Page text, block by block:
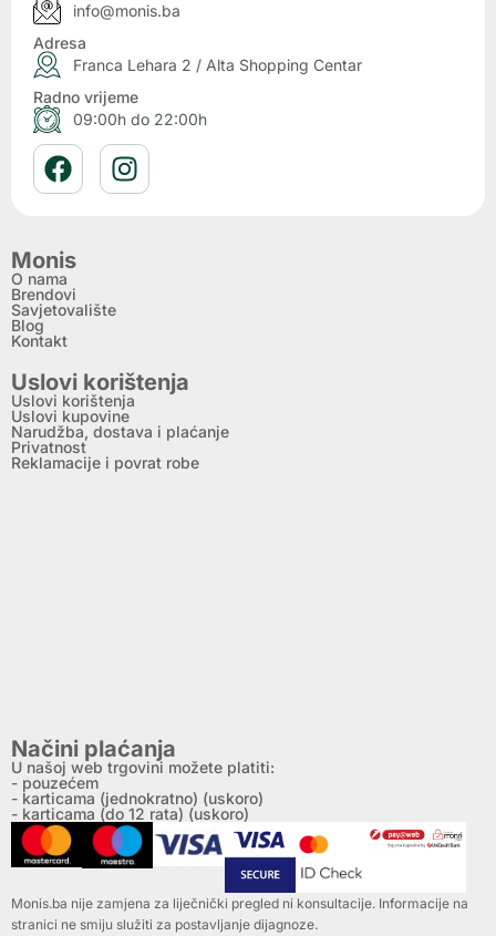
info@monis.ba
Adresa
Franca Lehara 2 / Alta Shopping Centar
Radno vrijeme
09:00h do 22:00h
Monis
O nama
Brendovi
Savjetovalište
Blog
Kontakt
Uslovi korištenja
Uslovi korištenja
Uslovi kupovine
Narudžba, dostava i plaćanje
Privatnost
Reklamacije i povrat robe
Načini plaćanja
U našoj web trgovini možete platiti:
- pouzećem
- karticama (jednokratno) (uskoro)
- karticama (do 12 rata) (uskoro)
Monis.ba nije zamjena za liječnički pregled ni konsultacije. Informacije na
stranici ne smiju služiti za postavljanje dijagnoze.